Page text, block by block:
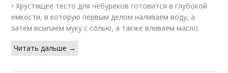
• Хрустящее тесто для чебуреков готовится в глубокой
емкости, в которую первым делом наливаем воду, а
затем всыпаем муку с солью, а также вливаем масло.
Читать дальше →